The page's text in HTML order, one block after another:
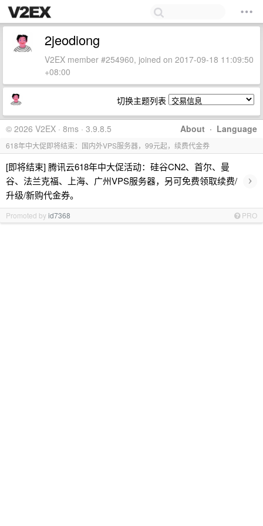
2jeodiong
V2EX member #254960, joined on 2017-09-18 11:09:50
+08:00
切换主题列表
About · Language
© 2026 V2EX · 8ms · 3.9.8.5
618年中大促即将结束：国内外VPS服务器，99元起，续费代金券
[即将结束] 腾讯云618年中大促活动：硅谷CN2、首尔、曼
谷、法兰克福、上海、广州VPS服务器，另可免费领取续费/
升级/新购代金券。
›
Promoted byid7368 PRO